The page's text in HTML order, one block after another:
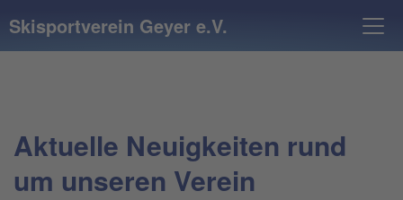
Skisportverein Geyer e.V.
Aktuelle Neuigkeiten rund
um unseren Verein